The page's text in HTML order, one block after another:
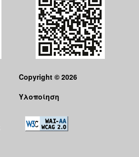
Copyright © 2026
Υλοποίηση